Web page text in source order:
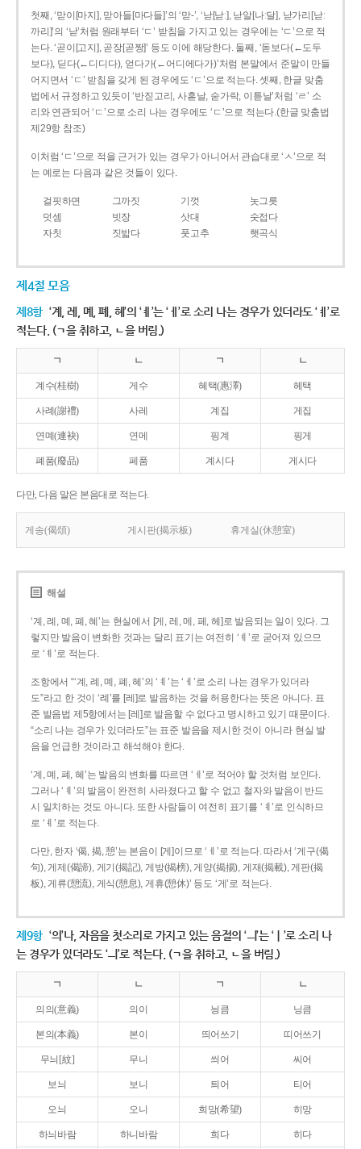
첫째, ‘맏이[마지], 맏아들[마다들]’의 ‘맏-’, ‘낟[낟ː], 낟알[나ː달], 낟가리[낟ː
까리]’의 ‘낟’처럼 원래부터 ‘ㄷ’ 받침을 가지고 있는 경우에는 ‘ㄷ’으로 적
는다. ‘곧이[고지], 곧장[곧짱]’ 등도 이에 해당한다. 둘째, ‘돋보다(←도두
보다), 딛다(←디디다), 얻다가(←어디에다가)’처럼 본말에서 준말이 만들
어지면서 ‘ㄷ’ 받침을 갖게 된 경우에도 ‘ㄷ’으로 적는다. 셋째, 한글 맞춤
법에서 규정하고 있듯이 ‘반짇고리, 사흗날, 숟가락, 이튿날’처럼 ‘ㄹ’ 소
리와 연관되어 ‘ㄷ’으로 소리 나는 경우에도 ‘ㄷ’으로 적는다.(한글 맞춤법
제29항 참조)
이처럼 ‘ㄷ’으로 적을 근거가 있는 경우가 아니어서 관습대로 ‘ㅅ’으로 적
는 예로는 다음과 같은 것들이 있다.
걸핏하면 그까짓 기껏
놋그릇
덧셈
빗장 삿대
숫접다
자칫
짓밟다 풋고추 햇곡식
제4절 모음
제8항 ‘계, 례, 몌, 폐, 혜’의 ‘ㅖ’는 ‘ㅔ’로 소리 나는 경우가 있더라도 ‘ㅖ’로
적는다. (ㄱ을 취하고, ㄴ을 버림.)
ㄱ ㄴ ㄱ ㄴ
계수(桂樹) 게수 혜택(惠澤) 헤택
사례(謝禮) 사레 계집 게집
연몌(連袂) 연메 핑계 핑게
폐품(廢品) 페품 계시다 게시다
다만, 다음 말은 본음대로 적는다.
게송(偈頌) 게시판(揭示板) 휴게실(休憩室)
해설
‘계, 례, 몌, 폐, 혜’는 현실에서 [게, 레, 메, 페, 헤]로 발음되는 일이 있다. 그
렇지만 발음이 변화한 것과는 달리 표기는 여전히 ‘ㅖ’로 굳어져 있으므
로 ‘ㅖ’로 적는다.
조항에서 “‘계, 례, 몌, 폐, 혜’의 ‘ㅖ’는 ‘ㅔ’로 소리 나는 경우가 있더라
도”라고 한 것이 ‘례’를 [레]로 발음하는 것을 허용한다는 뜻은 아니다. 표
준 발음법 제5항에서는 [레]로 발음할 수 없다고 명시하고 있기 때문이다.
“소리 나는 경우가 있더라도”는 표준 발음을 제시한 것이 아니라 현실 발
음을 언급한 것이라고 해석해야 한다.
‘계, 몌, 폐, 혜’는 발음의 변화를 따르면 ‘ㅔ’로 적어야 할 것처럼 보인다.
그러나 ‘ㅖ’의 발음이 완전히 사라졌다고 할 수 없고 철자와 발음이 반드
시 일치하는 것도 아니다. 또한 사람들이 여전히 표기를 ‘ㅖ’로 인식하므
로 ‘ㅖ’로 적는다.
다만, 한자 ‘偈, 揭, 憩’는 본음이 [게]이므로 ‘ㅔ’로 적는다. 따라서 ‘게구(偈
句), 게제(偈諦), 게기(揭記), 게방(揭榜), 게양(揭揚), 게재(揭載), 게판(揭
板), 게류(憩流), 게식(憩息), 게휴(憩休)’ 등도 ‘게’로 적는다.
제9항 ‘의’나, 자음을 첫소리로 가지고 있는 음절의 ‘ㅢ’는 ‘ㅣ’로 소리 나
는 경우가 있더라도 ‘ㅢ’로 적는다. (ㄱ을 취하고, ㄴ을 버림.)
ㄱ ㄴ ㄱ ㄴ
의의(意義) 의이 닁큼 닝큼
본의(本義) 본이 띄어쓰기 띠어쓰기
무늬[紋] 무니 씌어 씨어
보늬 보니 틔어 티어
오늬 오니 희망(希望) 히망
하늬바람 하니바람 희다 히다